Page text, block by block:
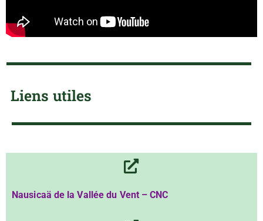
Liens utiles
Nausicaä de la Vallée du Vent – CNC